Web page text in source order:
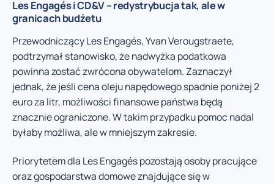
Les Engagés i CD&V – redystrybucja tak, ale w
granicach budżetu
Przewodniczący Les Engagés, Yvan Verougstraete,
podtrzymał stanowisko, że nadwyżka podatkowa
powinna zostać zwrócona obywatelom. Zaznaczył
jednak, że jeśli cena oleju napędowego spadnie poniżej 2
euro za litr, możliwości finansowe państwa będą
znacznie ograniczone. W takim przypadku pomoc nadal
byłaby możliwa, ale w mniejszym zakresie.
Priorytetem dla Les Engagés pozostają osoby pracujące
oraz gospodarstwa domowe znajdujące się w